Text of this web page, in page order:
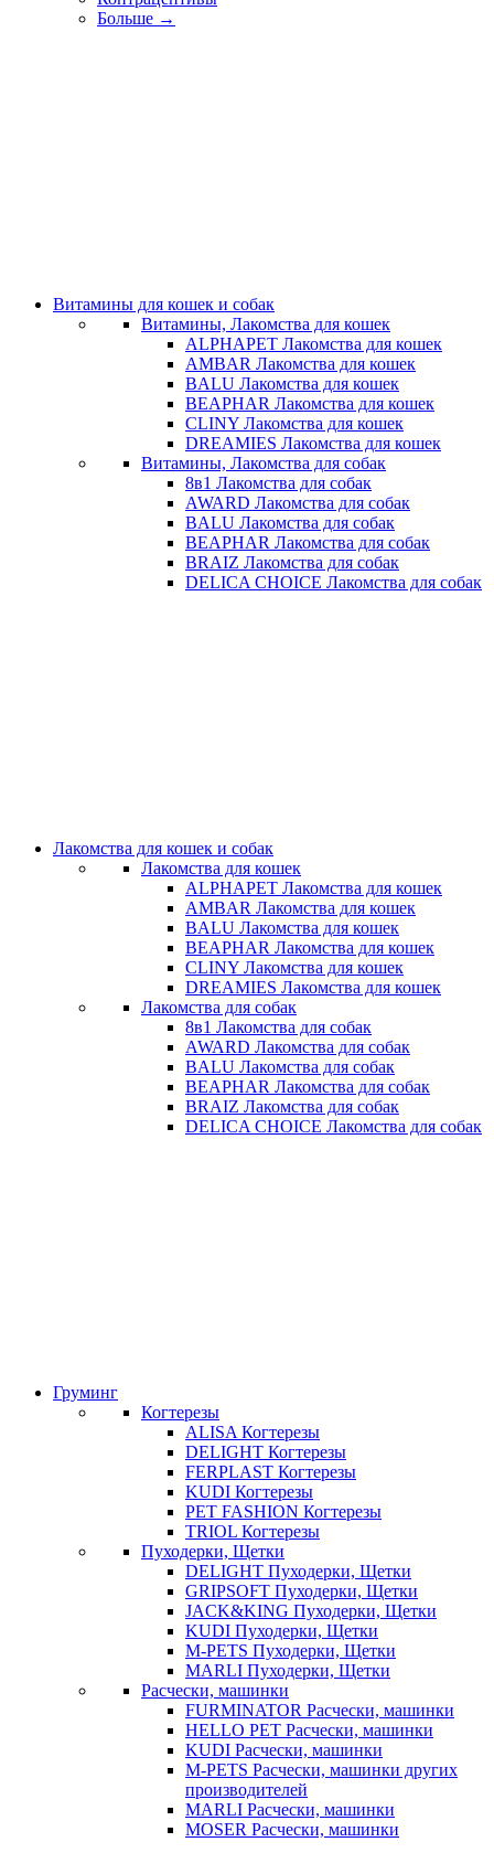
Больше →
Витамины для кошек и собак
Витамины, Лакомства для кошек
ALPHAPET Лакомства для кошек
AMBAR Лакомства для кошек
BALU Лакомства для кошек
BEAPHAR Лакомства для кошек
CLINY Лакомства для кошек
DREAMIES Лакомства для кошек
Витамины, Лакомства для собак
8в1 Лакомства для собак
AWARD Лакомства для собак
BALU Лакомства для собак
BEAPHAR Лакомства для собак
BRAIZ Лакомства для собак
DELICA CHOICE Лакомства для собак
Лакомства для кошек и собак
Лакомства для кошек
ALPHAPET Лакомства для кошек
AMBAR Лакомства для кошек
BALU Лакомства для кошек
BEAPHAR Лакомства для кошек
CLINY Лакомства для кошек
DREAMIES Лакомства для кошек
Лакомства для собак
8в1 Лакомства для собак
AWARD Лакомства для собак
BALU Лакомства для собак
BEAPHAR Лакомства для собак
BRAIZ Лакомства для собак
DELICA CHOICE Лакомства для собак
Груминг
Когтерезы
ALISA Когтерезы
DELIGHT Когтерезы
FERPLAST Когтерезы
KUDI Когтерезы
PET FASHION Когтерезы
TRIOL Когтерезы
Пуходерки, Щетки
DELIGHT Пуходерки, Щетки
GRIPSOFT Пуходерки, Щетки
JACK&KING Пуходерки, Щетки
KUDI Пуходерки, Щетки
M-PETS Пуходерки, Щетки
MARLI Пуходерки, Щетки
Расчески, машинки
FURMINATOR Расчески, машинки
HELLO PET Расчески, машинки
KUDI Расчески, машинки
M-PETS Расчески, машинки других
производителей
MARLI Расчески, машинки
MOSER Расчески, машинки